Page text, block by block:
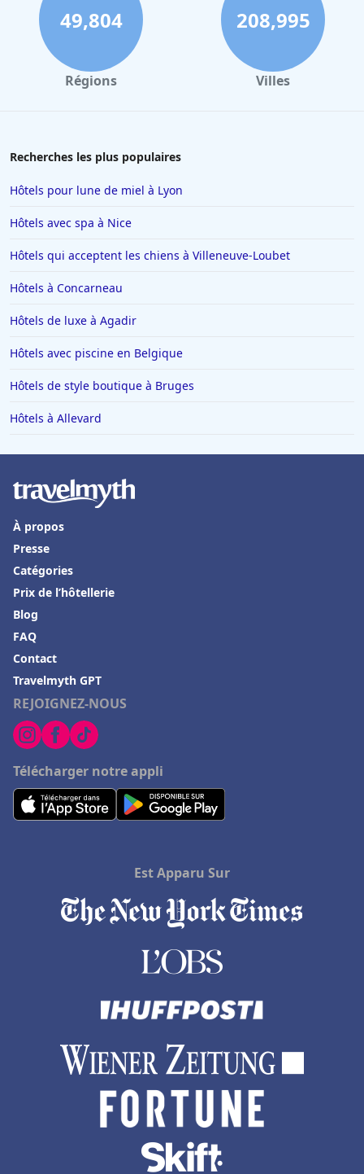
49,804
Régions
208,995
Villes
Recherches les plus populaires
Hôtels pour lune de miel à Lyon
Hôtels avec spa à Nice
Hôtels qui acceptent les chiens à Villeneuve-Loubet
Hôtels à Concarneau
Hôtels de luxe à Agadir
Hôtels avec piscine en Belgique
Hôtels de style boutique à Bruges
Hôtels à Allevard
REJOIGNEZ-NOUS
Télécharger notre appli
À propos
Presse
Catégories
Prix de l’hôtellerie
Blog
FAQ
Contact
Travelmyth GPT
Est Apparu Sur